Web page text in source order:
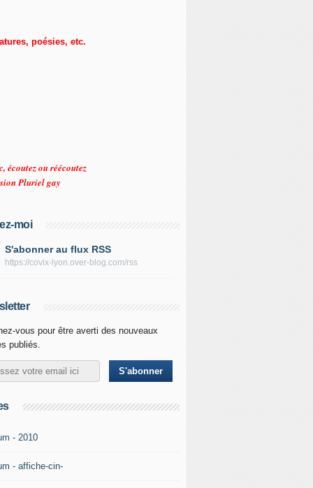
poésies, etc.
écoutez ou réécoutez
Pluriel gay
moi
S'abonner au flux RSS
https://covix-lyon.over-blog.com/rss
vous pour être averti des nouveaux
publiés.
- 2010
- affiche-cin-